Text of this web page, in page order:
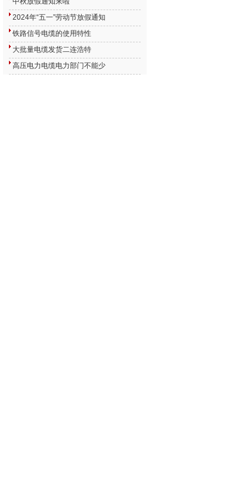
2024年“五一”劳动节放假通知
铁路信号电缆的使用特性
大批量电缆发货二连浩特
高压电力电缆电力部门不能少